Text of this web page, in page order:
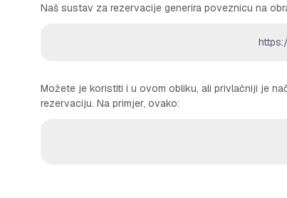
Naš sustav za rezervacije generira poveznicu na
Možete je koristiti i u ovom obliku, ali privlačniji je
rezervaciju. Na primjer, ovako: